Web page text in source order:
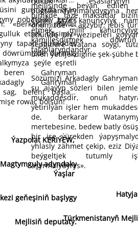
pugtalandyrylmalydygyna
Çünki täze kanunçylyk
etmek, milli
kämilleşdirmek
talaplaryndandyr.
mejlisinde beýan edilen
birlikde, täze maksatlar
öňümizde — agzybir, jebis
öňünde uly wezipeleri
sepgitlere Watana söýgi,
bilen ýetiljekdigine şek-şübhe
Sözümizi Arkadagly
şu ajaýyp sözleri bilen
mukaddesdir, onuň
ýetirilýän işler hem
de, berkarar
mertebesine, bedew batly
bir işe ýürekden
yhlasly zähmet çekip, eziz
beýgeltjek tutumly
aşyrmalydyrys».
Türkmenistanyň
gurmakda örän
nobatdaky gezek
«Berkarar döwlet
etsek bäşimiz»
tapan mukaddes
durmuş
şeýle eşretli
Gahryman
Gahryman
sag, belent başlary
rowaç bolsun!
Ýazpolat KERIÝEW,
adyndaky
Ýaşlar
geňeşiniň başlygy
Mejlisiň deputaty.